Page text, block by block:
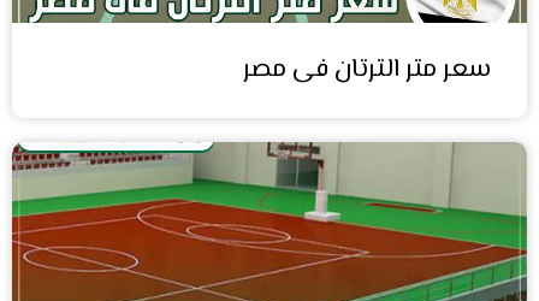
سعر متر الترتان فى مصر